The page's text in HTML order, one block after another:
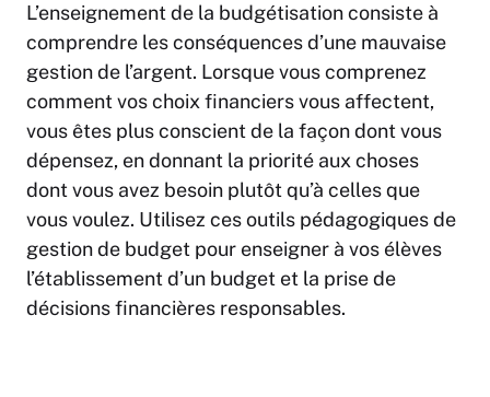
L’enseignement de la budgétisation consiste à
comprendre les conséquences d’une mauvaise
gestion de l’argent. Lorsque vous comprenez
comment vos choix financiers vous affectent,
vous êtes plus conscient de la façon dont vous
dépensez, en donnant la priorité aux choses
dont vous avez besoin plutôt qu’à celles que
vous voulez. Utilisez ces outils pédagogiques de
gestion de budget pour enseigner à vos élèves
l’établissement d’un budget et la prise de
décisions financières responsables.